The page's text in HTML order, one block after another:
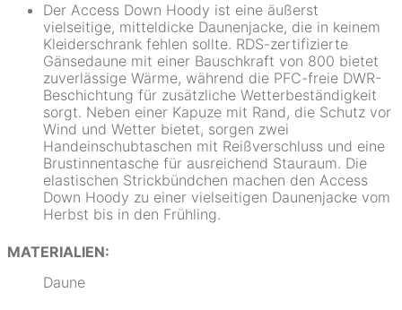
Der Access Down Hoody ist eine äußerst
vielseitige, mitteldicke Daunenjacke, die in keinem
Kleiderschrank fehlen sollte. RDS-zertifizierte
Gänsedaune mit einer Bauschkraft von 800 bietet
zuverlässige Wärme, während die PFC-freie DWR-
Beschichtung für zusätzliche Wetterbeständigkeit
sorgt. Neben einer Kapuze mit Rand, die Schutz vor
Wind und Wetter bietet, sorgen zwei
Handeinschubtaschen mit Reißverschluss und eine
Brustinnentasche für ausreichend Stauraum. Die
elastischen Strickbündchen machen den Access
Down Hoody zu einer vielseitigen Daunenjacke vom
Herbst bis in den Frühling.
MATERIALIEN:
Daune